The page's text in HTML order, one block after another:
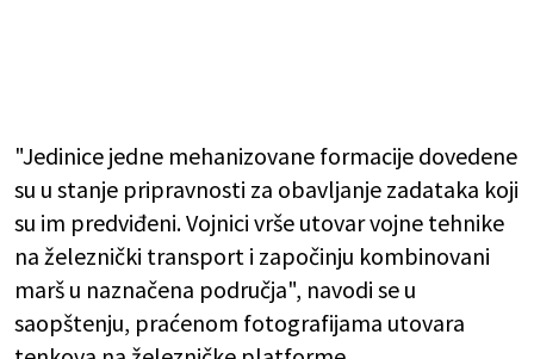
"Jedinice jedne mehanizovane formacije dovedene
su u stanje pripravnosti za obavljanje zadataka koji
su im predviđeni. Vojnici vrše utovar vojne tehnike
na železnički transport i započinju kombinovani
marš u naznačena područja", navodi se u
saopštenju, praćenom fotografijama utovara